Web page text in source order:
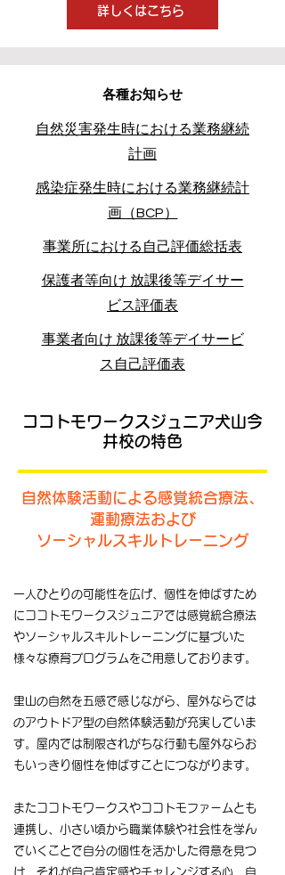
詳しくはこちら
各種お知らせ
自然災害発生時における業務継続
計画
感染症発生時における業務継続計
画（BCP）
事業所における自己評価総括表
保護者等向け 放課後等デイサー
ビス評価表
事業者向け 放課後等デイサービ
ス自己評価表
ココトモワークスジュニア犬山今
井校の特色
自然体験活動による感覚統合療法、
運動療法および
ソーシャルスキルトレーニング
一人ひとりの可能性を広げ、個性を伸ばすため
にココトモワークスジュニアでは感覚統合療法
やソーシャルスキルトレーニングに基づいた
様々な療育プログラムをご用意しております。
里山の自然を五感で感じながら、屋外ならでは
のアウトドア型の自然体験活動が充実していま
す。屋内では制限されがちな行動も屋外ならお
もいっきり個性を伸ばすことにつながります。
またココトモワークスやココトモファームとも
連携し、小さい頃から職業体験や社会性を学ん
でいくことで自分の個性を活かした得意を見つ
け、それが自己肯定感やチャレンジする心、自